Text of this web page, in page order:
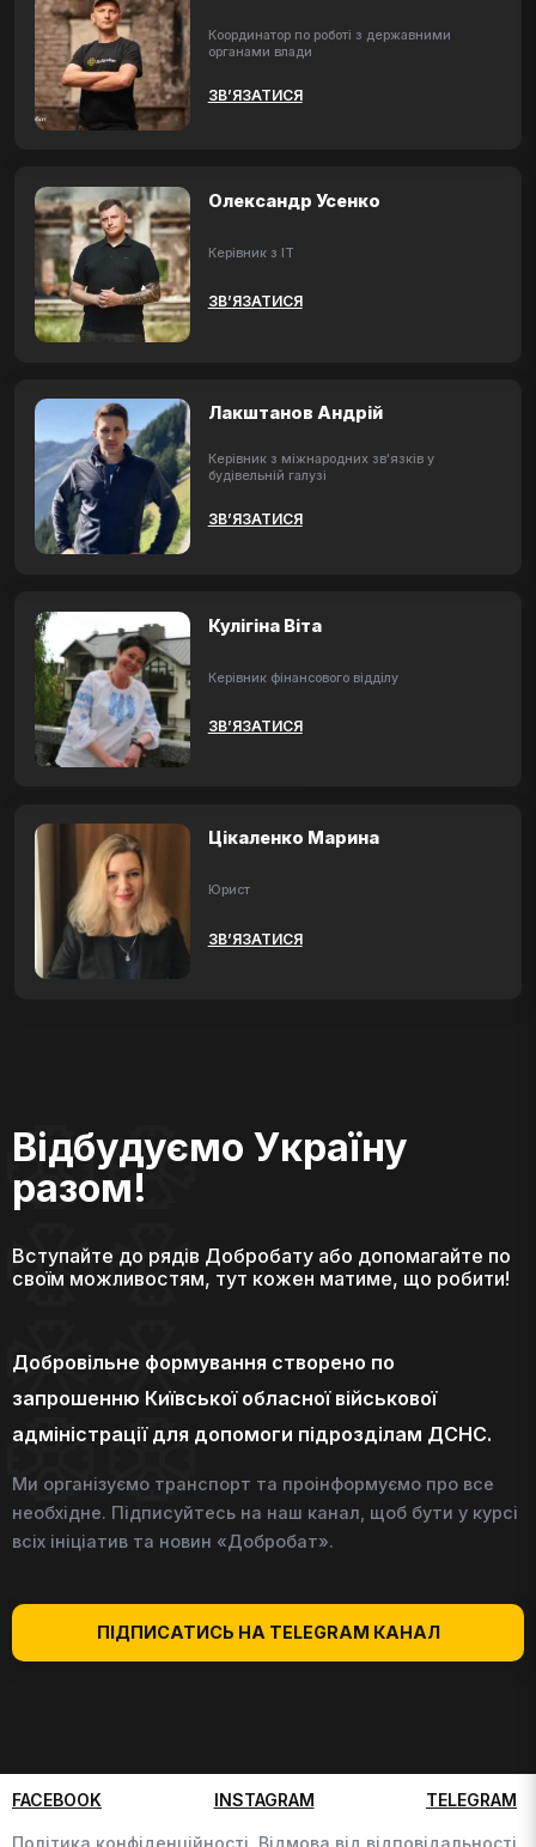
Координатор по роботі з державними
органами влади
ЗВ’ЯЗАТИСЯ
Олександр Усенко
Керівник з ІТ
ЗВ’ЯЗАТИСЯ
Лакштанов Андрій
Керівник з міжнародних зв'язків у
будівельній галузі
ЗВ’ЯЗАТИСЯ
Кулігіна Віта
Керівник фінансового відділу
ЗВ’ЯЗАТИСЯ
Цікаленко Марина
Юрист
ЗВ’ЯЗАТИСЯ
Відбудуємо Україну
разом!
Вступайте до рядів Добробату або допомагайте по
своїм можливостям, тут кожен матиме, що робити!
Добровільне формування створено по
запрошенню Київської обласної військової
адміністрації для допомоги підрозділам ДСНС.
Ми організуємо транспорт та проінформуємо про все
необхідне. Підписуйтесь на наш канал, щоб бути у курсі
всіх ініціатив та новин «Добробат».
ПІДПИСАТИСЬ НА TELEGRAM КАНАЛ
FACEBOOK INSTAGRAM TELEGRAM
Політика конфіденційності, Відмова від відповідальності